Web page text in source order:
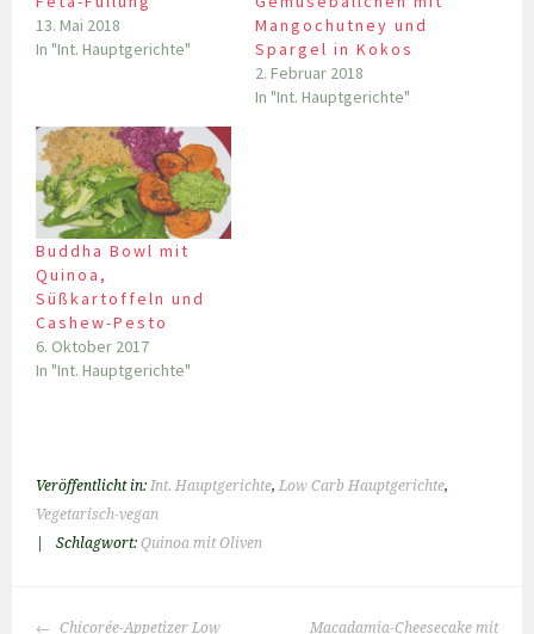
13. Mai 2018
In "Int. Hauptgerichte"
Mangochutney und
Spargel in Kokos
2. Februar 2018
In "Int. Hauptgerichte"
Buddha Bowl mit
Quinoa,
Süßkartoffeln und
Cashew-Pesto
6. Oktober 2017
In "Int. Hauptgerichte"
Veröffentlicht in:Int. Hauptgerichte,Low Carb Hauptgerichte,
Vegetarisch-vegan
Schlagwort:Quinoa mit Oliven
Chicorée-Appetizer Low
Macadamia-Cheesecake mit